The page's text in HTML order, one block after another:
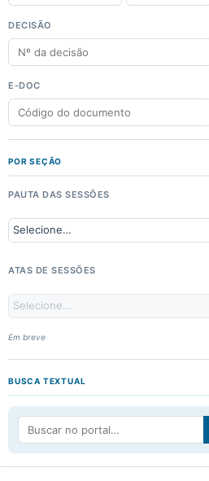
DECISÃO
E-DOC
POR SEÇÃO
PAUTA DAS SESSÕES
ATAS DE SESSÕES
Em breve
BUSCA TEXTUAL